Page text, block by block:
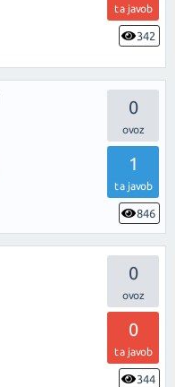
ta javob
342
0
1
ta javob
846
0
0
ta javob
344